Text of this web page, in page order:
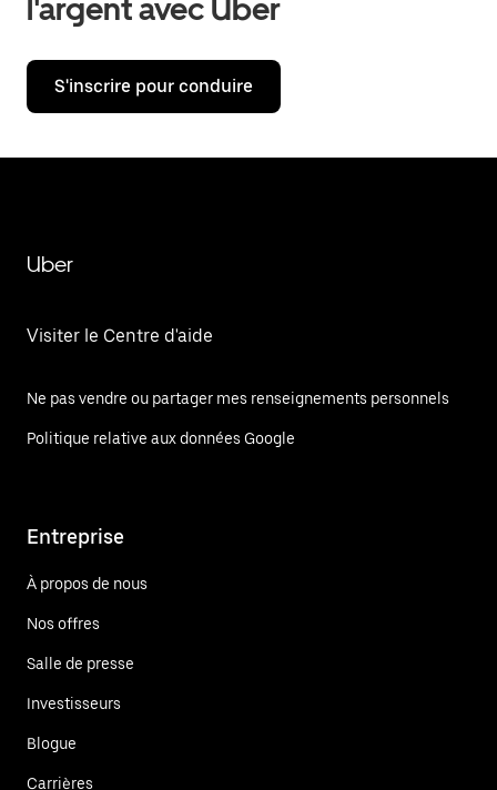
l'argent avec Uber
S'inscrire pour conduire
Uber
Visiter le Centre d'aide
Ne pas vendre ou partager mes renseignements personnels
Politique relative aux données Google
Entreprise
À propos de nous
Nos offres
Salle de presse
Investisseurs
Blogue
Carrières